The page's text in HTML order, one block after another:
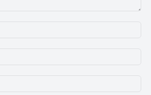
:*
:*
: